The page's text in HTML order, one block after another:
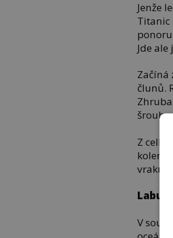
Jenže
Titanic
Jde
Začíná
člunů.
Z
kolem
vraků
Labutí
V